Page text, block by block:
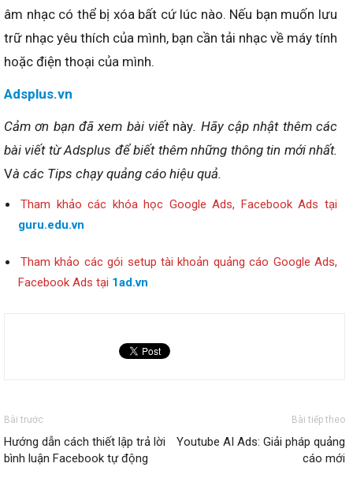
âm nhạc có thể bị xóa bất cứ lúc nào. Nếu bạn muốn lưu
trữ nhạc yêu thích của mình, bạn cần tải nhạc về máy tính
hoặc điện thoại của mình.
Adsplus.vn
Cảm ơn bạn đã xem bài viết này. Hãy cập nhật thêm các
bài viết từ Adsplus để biết thêm những thông tin mới nhất.
Và các Tips chạy quảng cáo hiệu quả.
Tham khảo các khóa học Google Ads, Facebook Ads tại
guru.edu.vn
Tham khảo các gói setup tài khoản quảng cáo Google Ads,
Facebook Ads tại 1ad.vn
Bài trước
Hướng dẫn cách thiết lập trả lời
bình luận Facebook tự động
Bài tiếp theo
Youtube AI Ads: Giải pháp quảng
cáo mới